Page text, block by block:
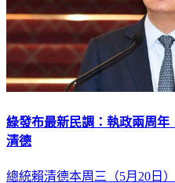
綠發布最新民調：執政兩周
清德
總統賴清德本周三（5月20日